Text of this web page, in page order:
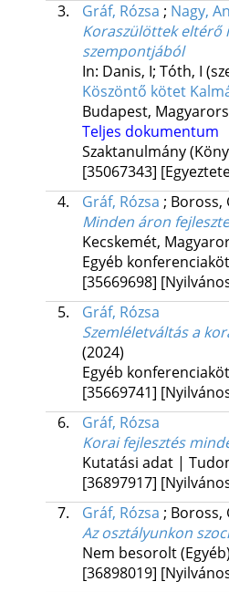
3.
Gráf, Rózsa ; Nagy,
Koraszülöttek eltérő
szempontjából
In: Danis, I; Tóth, I
Köszöntő kötet
Budapest,
Teljes dokumentum
Szaktanulmány
[35067343]
4.
Gráf, Rózsa ; Boross,
Minden áron
Kecskemét,
Egyéb
[35669698]
5.
Gráf, Rózsa
Szemléletváltás a
(2024)
Egyéb
[35669741]
6.
Gráf, Rózsa
Korai fejlesztés
Kutatási adat |
[36897917]
7.
Gráf, Rózsa ; Boross,
Az osztályunkon
Nem besorolt
[36898019]